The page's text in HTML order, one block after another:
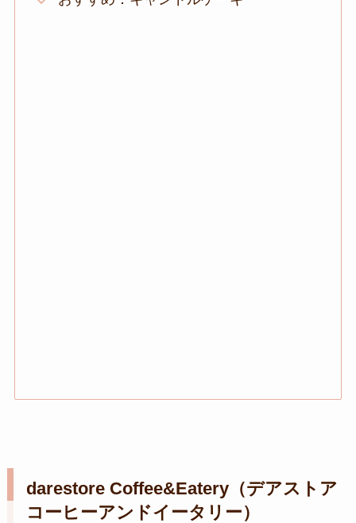
darestore Coffee&Eatery（デアストア
コーヒーアンドイータリー）